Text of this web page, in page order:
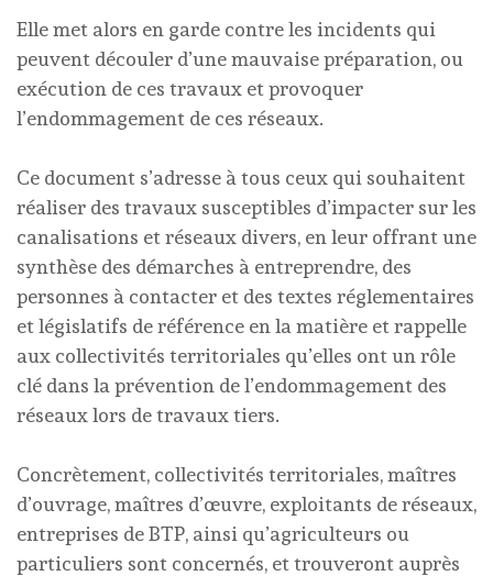
Elle met alors en garde contre les incidents qui
peuvent découler d’une mauvaise préparation, ou
exécution de ces travaux et provoquer
l’endommagement de ces réseaux.
Ce document s’adresse à tous ceux qui souhaitent
réaliser des travaux susceptibles d’impacter sur les
canalisations et réseaux divers, en leur offrant une
synthèse des démarches à entreprendre, des
personnes à contacter et des textes réglementaires
et législatifs de référence en la matière et rappelle
aux collectivités territoriales qu’elles ont un rôle
clé dans la prévention de l’endommagement des
réseaux lors de travaux tiers.
Concrètement, collectivités territoriales, maîtres
d’ouvrage, maîtres d’œuvre, exploitants de réseaux,
entreprises de BTP, ainsi qu’agriculteurs ou
particuliers sont concernés, et trouveront auprès